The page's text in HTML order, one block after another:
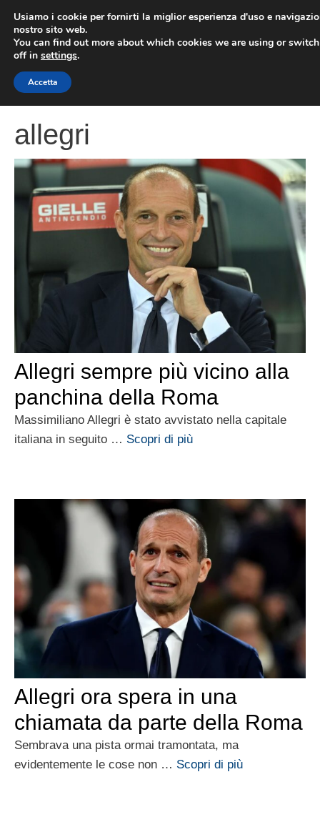
contenuto
allegri
Allegri sempre più vicino alla
panchina della Roma
Massimiliano Allegri è stato avvistato nella capitale
italiana in seguito … Scopri di più
Allegri ora spera in una
chiamata da parte della Roma
Sembrava una pista ormai tramontata, ma
evidentemente le cose non … Scopri di più
Usiamo i cookie per fornirti la miglior esperienza d'uso e
nostro sito web.
You can find out more about which cookies we are using or
off in settings.
Accetta